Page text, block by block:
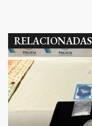
RELACIONADAS